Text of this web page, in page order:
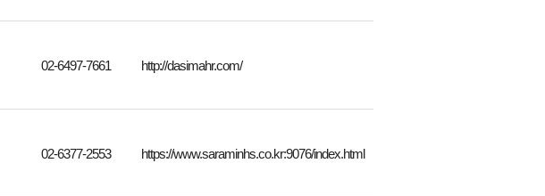
02-6497-7661 http://dasimahr.com/
02-6377-2553 https://www.saraminhs.co.kr:9076/index.html